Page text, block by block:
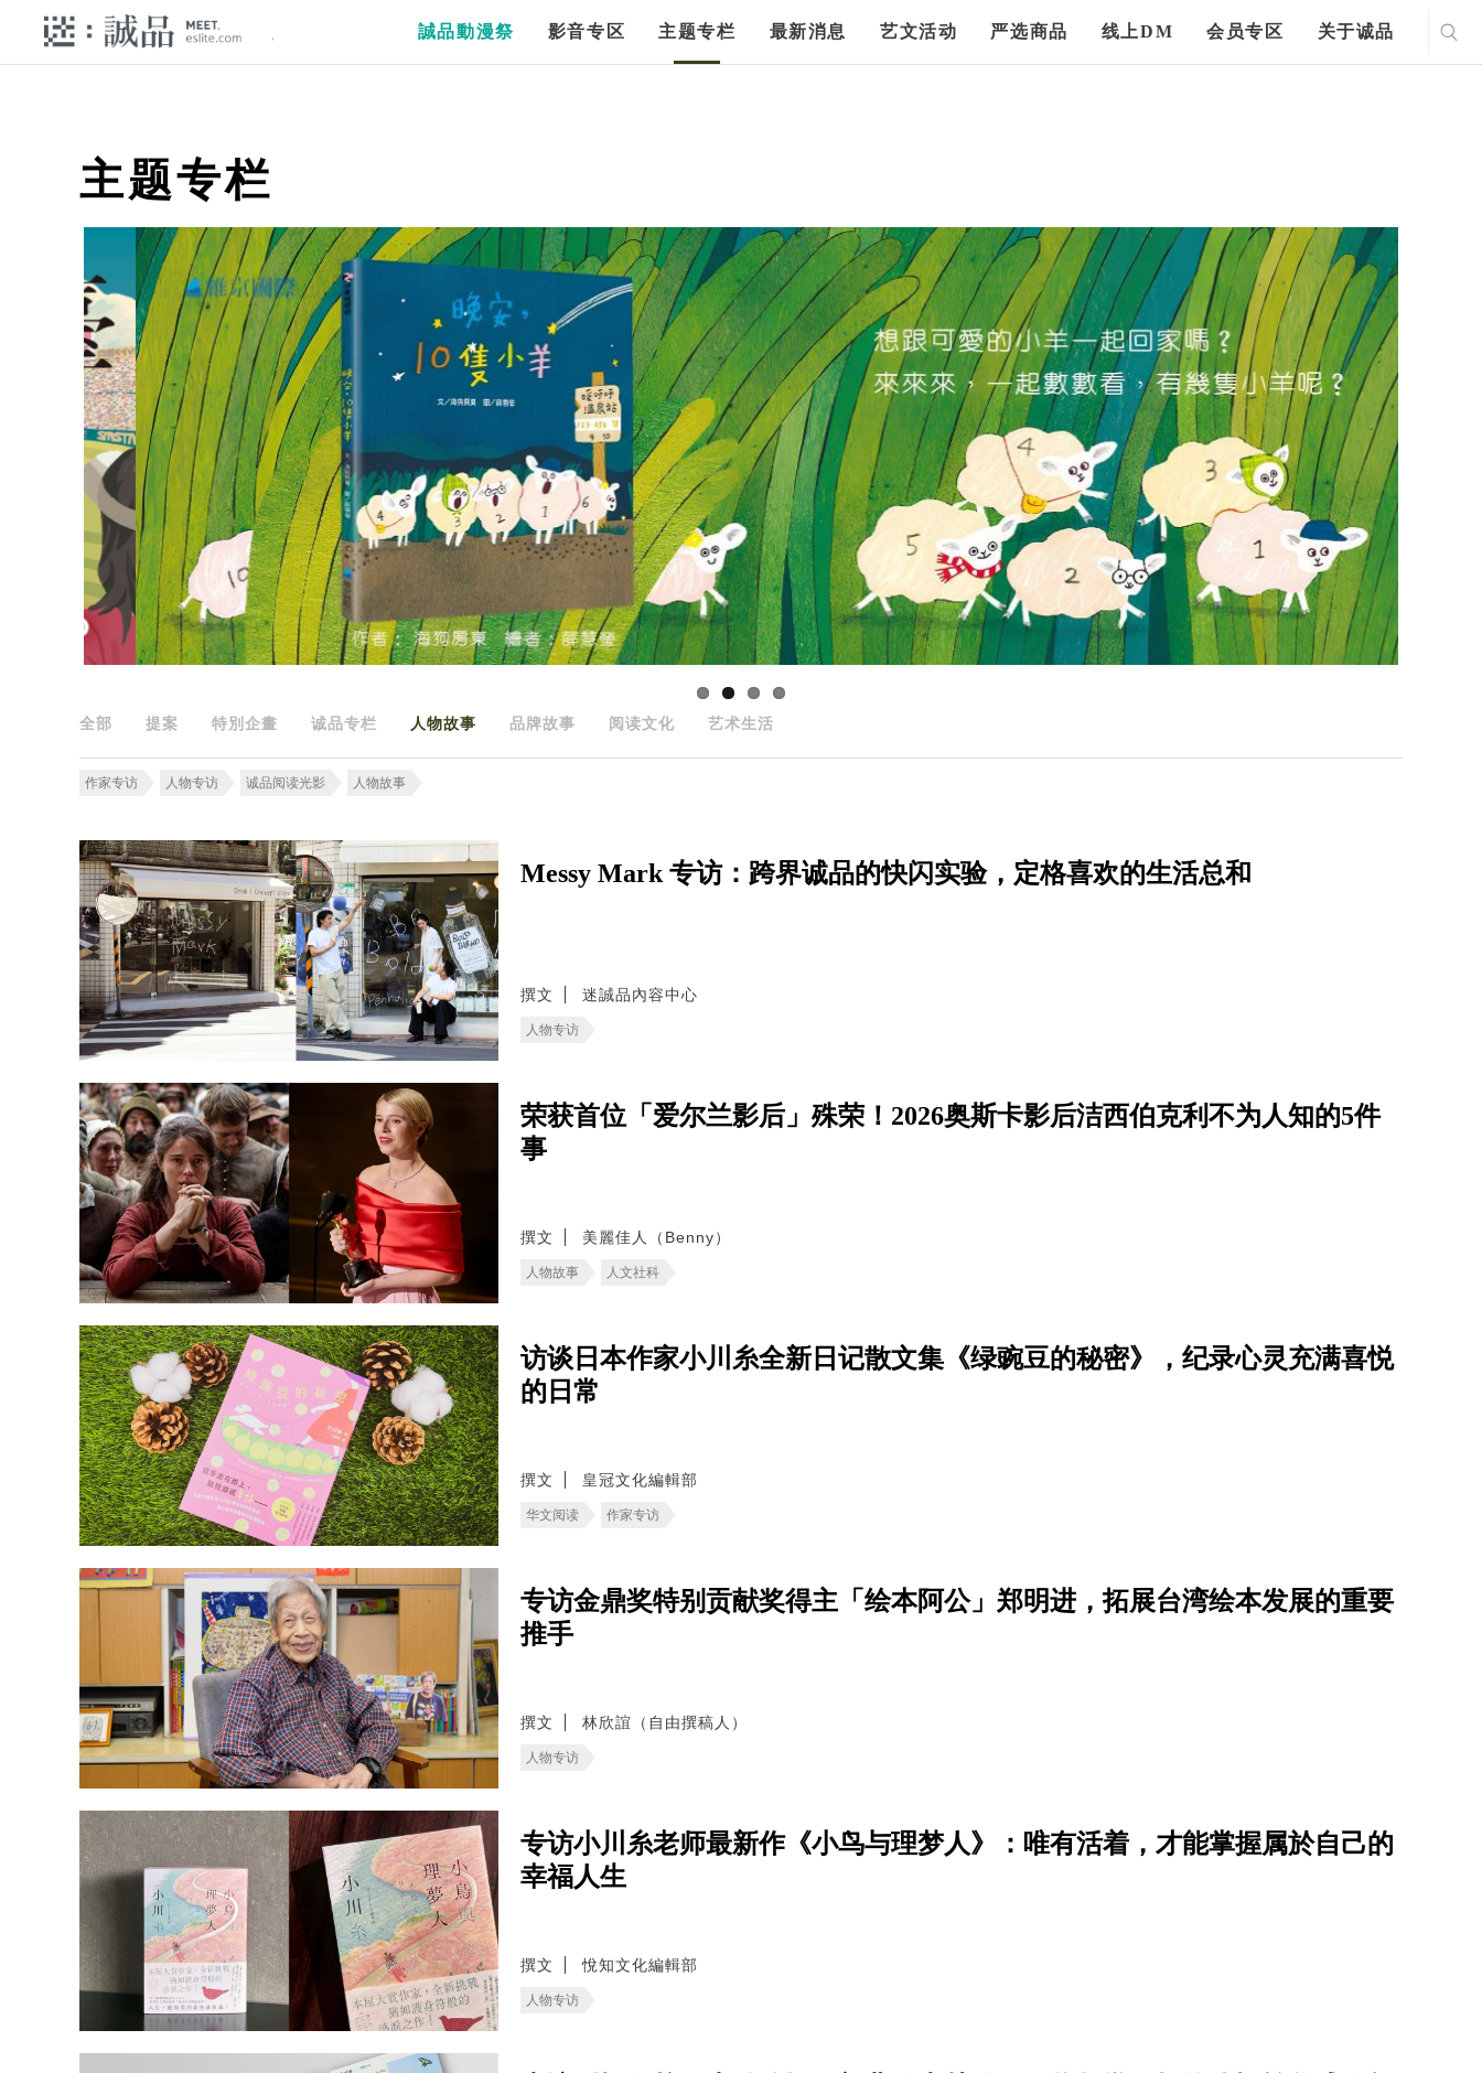
誠品動漫祭 影音专区 主题专栏 最新消息 艺文活动 严选商品 线上DM 会员专区 关于诚品
主题专栏
全部 提案 特別企畫 诚品专栏 人物故事 品牌故事 阅读文化 艺术生活
作家专访 人物专访 诚品阅读光影 人物故事
Messy Mark 专访：跨界诚品的快闪实验，定格喜欢的生活总和
撰文 迷誠品內容中心
人物专访
荣获首位「爱尔兰影后」殊荣！2026奥斯卡影后洁西伯克利不为人知的5件
事
撰文 美麗佳人（Benny）
人物故事 人文社科
访谈日本作家小川糸全新日记散文集《绿豌豆的秘密》，纪录心灵充满喜悦
的日常
撰文 皇冠文化編輯部
华文阅读 作家专访
专访金鼎奖特别贡献奖得主「绘本阿公」郑明进，拓展台湾绘本发展的重要
推手
撰文 林欣誼（自由撰稿人）
人物专访
专访小川糸老师最新作《小鸟与理梦人》：唯有活着，才能掌握属於自己的
幸福人生
撰文 悅知文化編輯部
人物专访